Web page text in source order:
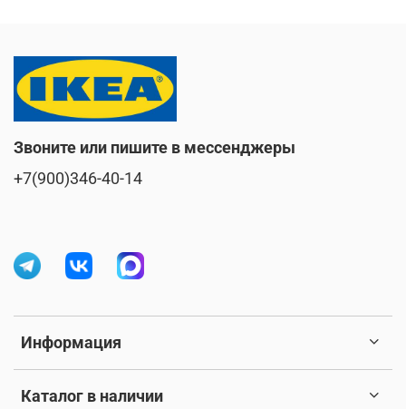
Информация
Каталог в наличии
Звоните или пишите в мессенджеры
+7(900)346-40-14